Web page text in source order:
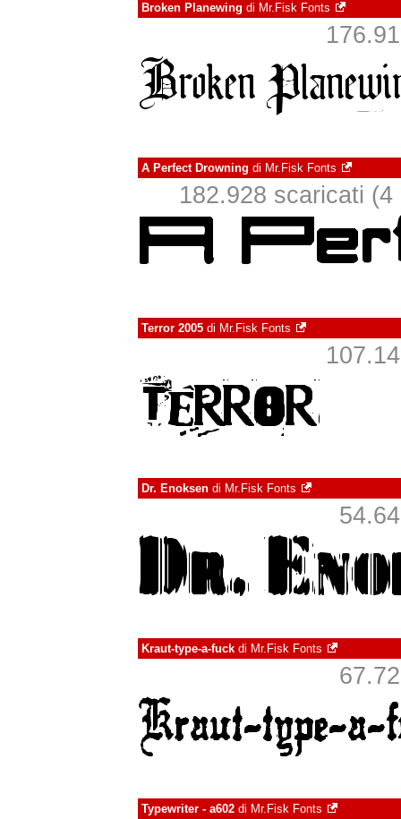
Broken Planewing di Mr.Fisk Fonts
A Perfect Drowning di Mr.Fisk Fonts
182.928 scaricati (4
Terror 2005 di Mr.Fisk Fonts
Dr. Enoksen di Mr.Fisk Fonts
Kraut-type-a-fuck di Mr.Fisk Fonts
Typewriter - a602 di Mr.Fisk Fonts